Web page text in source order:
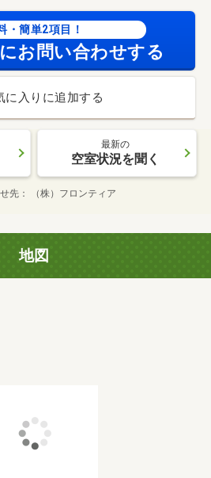
・簡単2項目！
お問い合わせする
に入りに追加する
最新の
空室状況を聞く
先 （株）フロンティア
地図